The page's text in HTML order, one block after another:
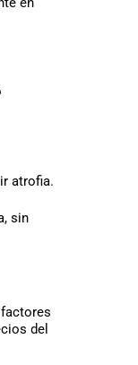
atrofia.
sin
del